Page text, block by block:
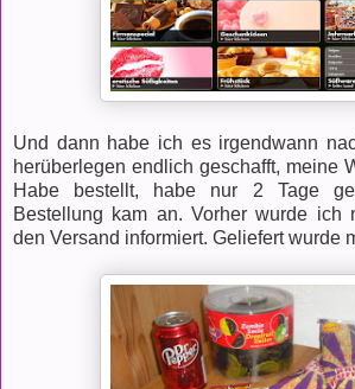
Und dann habe ich es irgendwann
herüberlegen endlich geschafft, meine
Habe bestellt, habe nur 2 Tage
Bestellung kam an. Vorher wurde ich
den Versand informiert. Geliefert wurde